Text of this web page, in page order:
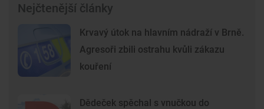
Nejčtenější články
Krvavý útok na hlavním nádraží v Brně.
Agresoři zbili ostrahu kvůli zákazu
kouření
Dědeček spěchal s vnučkou do